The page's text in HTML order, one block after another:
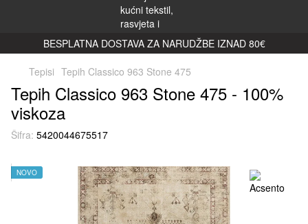
BESPLATNA DOSTAVA ZA NARUDŽBE IZNAD 80€
Tepisi Tepih Classico 963 Stone 475
Tepih Classico 963 Stone 475 - 100%
viskoza
Šifra: 5420044675517
NOVO